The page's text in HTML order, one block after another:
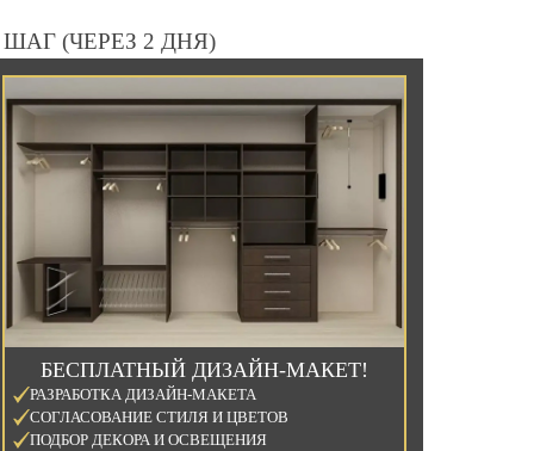
ШАГ (ЧЕРЕЗ 2 ДНЯ)
БЕСПЛАТНЫЙ ДИЗАЙН-МАКЕТ!
РАЗРАБОТКА ДИЗАЙН-МАКЕТА
СОГЛАСОВАНИЕ СТИЛЯ И ЦВЕТОВ
ПОДБОР ДЕКОРА И ОСВЕЩЕНИЯ